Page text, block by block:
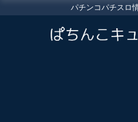
パチンコパチスロ